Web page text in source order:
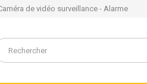
de vidéo surveillance - Alarme